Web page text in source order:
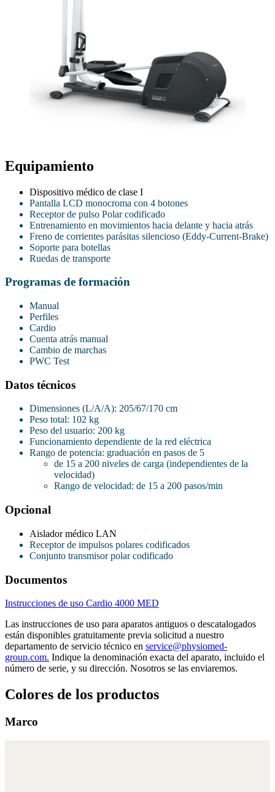
Equipamiento
Dispositivo médico de clase I
Pantalla LCD monocroma con 4 botones
Receptor de pulso Polar codificado
Entrenamiento en movimientos hacia delante y hacia atrás
Freno de corrientes parásitas silencioso (Eddy-Current-Brake)
Soporte para botellas
Ruedas de transporte
Programas de formación
Manual
Perfiles
Cardio
Cuenta atrás manual
Cambio de marchas
PWC Test
Datos técnicos
Dimensiones (L/A/A): 205/67/170 cm
Peso total: 102 kg
Peso del usuario: 200 kg
Funcionamiento dependiente de la red eléctrica
Rango de potencia: graduación en pasos de 5
de 15 a 200 niveles de carga (independientes de la
velocidad)
Rango de velocidad: de 15 a 200 pasos/min
Opcional
Aislador médico LAN
Receptor de impulsos polares codificados
Conjunto transmisor polar codificado
Documentos
Instrucciones de uso Cardio 4000 MED
Las instrucciones de uso para aparatos antiguos o descatalogados
están disponibles gratuitamente previa solicitud a nuestro
departamento de servicio técnico en service@physiomed-
group.com. Indique la denominación exacta del aparato, incluido el
número de serie, y su dirección. Nosotros se las enviaremos.
Colores de los productos
Marco